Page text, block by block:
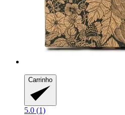
Carrinho
5.0 (1)